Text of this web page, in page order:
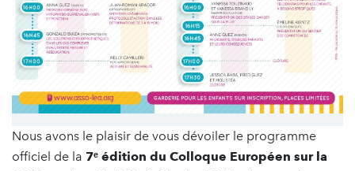
Nous avons le plaisir de vous dévoiler le programme
officiel de la 7ᵉ édition du Colloque Européen sur la